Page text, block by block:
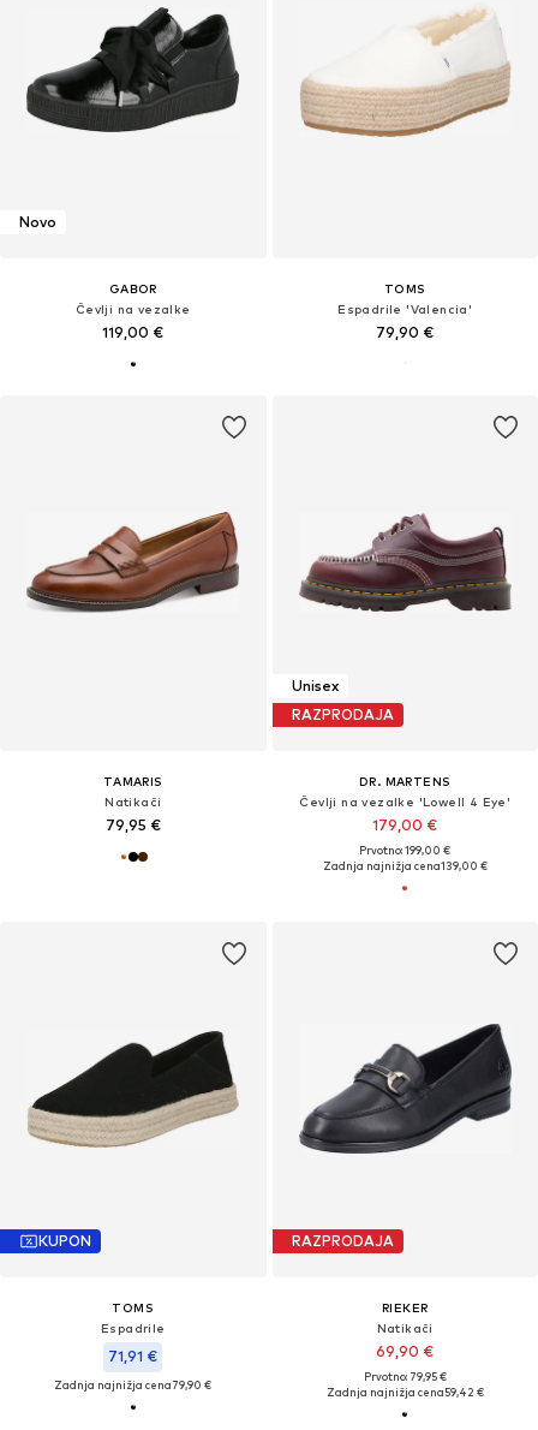
Novo
GABOR
Čevlji na vezalke
119,00 €
TOMS
Espadrile 'Valencia'
79,90 €
TAMARIS
Natikači
79,95 €
Unisex
RAZPRODAJA
DR. MARTENS
Čevlji na vezalke 'Lowell 4 Eye'
179,00 €
Prvotno: 199,00 €
Zadnja najnižja cena139,00 €
KUPON
TOMS
Espadrile
71,91 €
Zadnja najnižja cena79,90 €
RAZPRODAJA
RIEKER
Natikači
69,90 €
Prvotno: 79,95 €
Zadnja najnižja cena59,42 €